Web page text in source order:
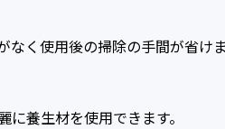
く使用後の掃除の手間が省けま
養生材を使用できます。